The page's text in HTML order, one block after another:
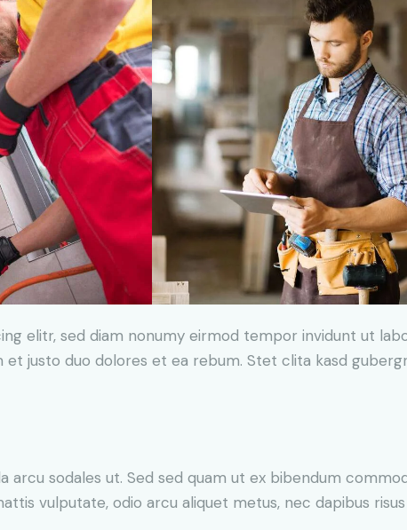
elitr, sed diam nonumy eirmod tempor invidunt ut
justo duo dolores et ea rebum. Stet clita kasd
arcu sodales ut. Sed sed quam ut ex bibendum
vulputate, odio arcu aliquet metus, nec dapibus risus